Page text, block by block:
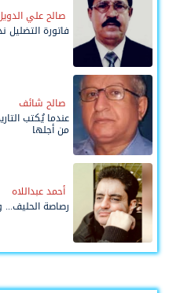
صالح علي
فاتورة التضليل
صالح شائف
عندما يُكتب
من أجلها
أحمد عبداللاه
رصاصة الحليف...